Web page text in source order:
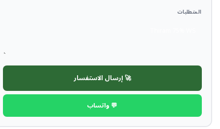
المتطلبات
🚀 إرسال الاستفسار
💬 واتساب